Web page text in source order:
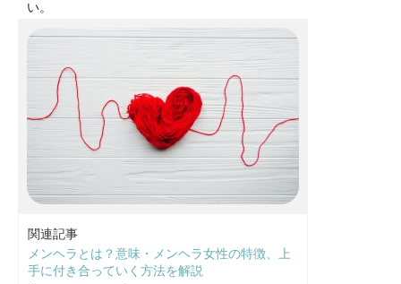
い。
関連記事
メンヘラとは？意味・メンヘラ女性の特徴、上
手に付き合っていく方法を解説